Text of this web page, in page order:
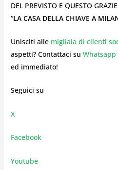
DEL PREVISTO E QUESTO
“LA CASA DELLA CHIAVE A
Unisciti alle migliaia di clienti
aspetti? Contattaci su Whatsapp
ed immediato!
Seguici su
X
Facebook
Youtube